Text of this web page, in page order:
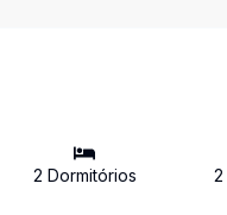
2 Dormitórios 2